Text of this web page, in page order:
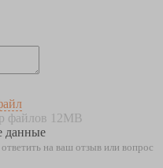
файлов 12MB
данные
на ваш отзыв или вопрос